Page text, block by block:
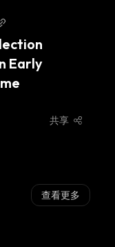
Early
共享
查看更多